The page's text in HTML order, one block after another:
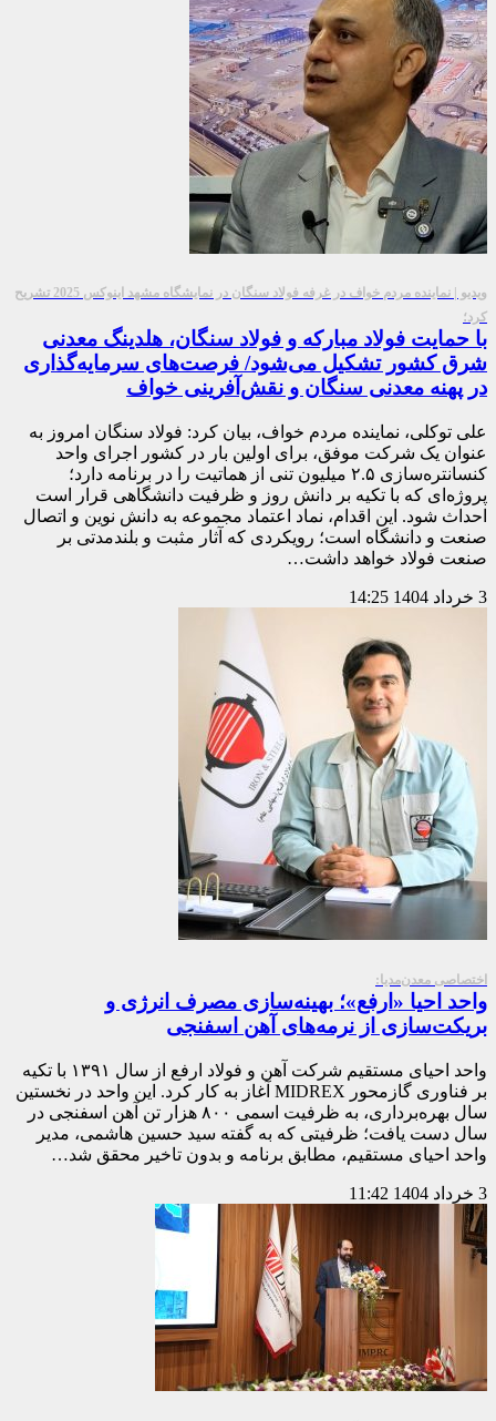
ویدیو | نماینده مردم خواف در غرفه فولاد سنگان در نمایشگاه مشهد اینوکس 2025 تشریح
کرد؛
با حمایت فولاد مبارکه و فولاد سنگان، هلدینگ معدنی
شرق کشور تشکیل می‌شود/ فرصت‌های سرمایه‌گذاری
در پهنه معدنی سنگان و نقش‌آفرینی خواف
علی توکلی، نماینده مردم خواف، بیان کرد: فولاد سنگان امروز به
عنوان یک شرکت موفق، برای اولین بار در کشور اجرای واحد
کنسانتره‌سازی ۲.۵ میلیون تنی از هماتیت را در برنامه دارد؛
پروژه‌ای که با تکیه بر دانش روز و ظرفیت دانشگاهی قرار است
احداث شود. این اقدام، نماد اعتماد مجموعه به دانش نوین و اتصال
صنعت و دانشگاه است؛ رویکردی که آثار مثبت و بلندمدتی بر
صنعت فولاد خواهد داشت…
3 خرداد 1404 14:25
اختصاصی معدن‌مدیا:
واحد احیا «ارفع»؛ بهینه‌سازی مصرف انرژی و
بریکت‌سازی از نرمه‌های آهن اسفنجی
واحد احیای مستقیم شرکت آهن و فولاد ارفع از سال ۱۳۹۱ با تکیه
بر فناوری گازمحور MIDREX آغاز به کار کرد. این واحد در نخستین
سال بهره‌برداری، به ظرفیت اسمی ۸۰۰ هزار تن آهن اسفنجی در
سال دست یافت؛ ظرفیتی که به گفته سید حسین هاشمی، مدیر
واحد احیای مستقیم، مطابق برنامه و بدون تاخیر محقق شد…
3 خرداد 1404 11:42